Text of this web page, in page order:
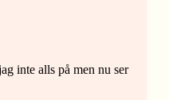
inte alls på men nu ser